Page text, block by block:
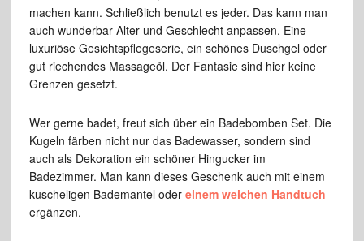
machen kann. Schließlich benutzt es jeder. Das kann man
auch wunderbar Alter und Geschlecht anpassen. Eine
luxuriöse Gesichtspflegeserie, ein schönes Duschgel oder
gut riechendes Massageöl. Der Fantasie sind hier keine
Grenzen gesetzt.
Wer gerne badet, freut sich über ein Badebomben Set. Die
Kugeln färben nicht nur das Badewasser, sondern sind
auch als Dekoration ein schöner Hingucker im
Badezimmer. Man kann dieses Geschenk auch mit einem
kuscheligen Bademantel oder einem weichen Handtuch
ergänzen.